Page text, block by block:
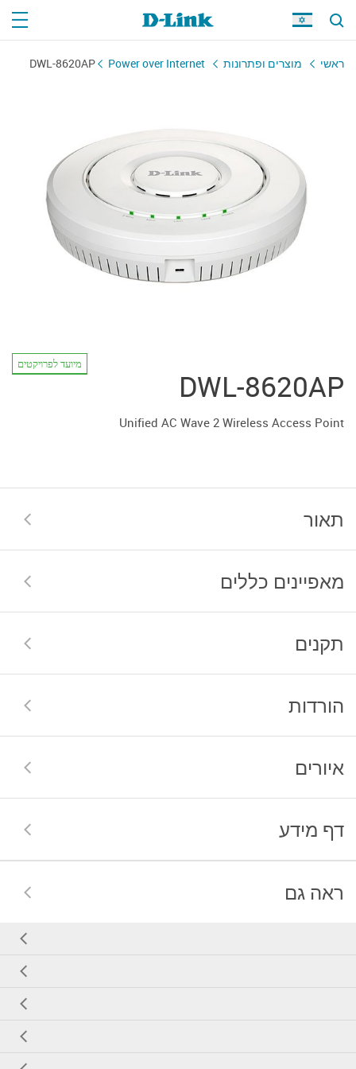
ראשי מוצרים ופתרונות Power over Internet
DWL-8620AP
DWL-8620AP
מיועד לפרויקטים
Unified AC Wave 2 Wireless Access Point
תאור
מאפיינים כללים
תקנים
הורדות
איורים
דף מידע
ראה גם